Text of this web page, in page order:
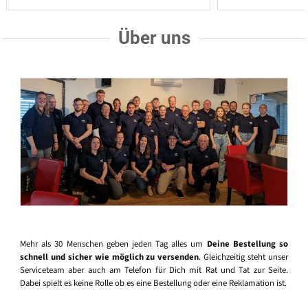
Über uns
Mehr als 30 Menschen geben jeden Tag alles um Deine Bestellung so
schnell und sicher wie möglich zu versenden. Gleichzeitig steht unser
Serviceteam aber auch am Telefon für Dich mit Rat und Tat zur Seite.
Dabei spielt es keine Rolle ob es eine Bestellung oder eine Reklamation ist.